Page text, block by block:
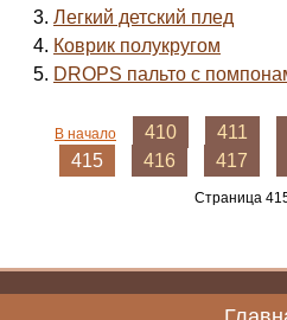
Легкий детский плед
Коврик полукругом
DROPS пальто с
В начало 410 411
415
416 417
Страница